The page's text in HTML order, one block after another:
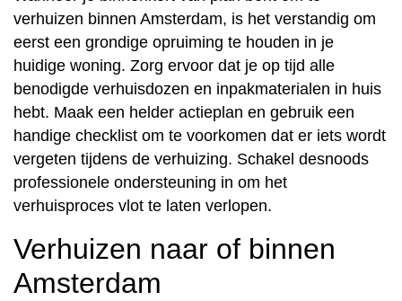
verhuizen binnen Amsterdam, is het verstandig om
eerst een grondige opruiming te houden in je
huidige woning. Zorg ervoor dat je op tijd alle
benodigde verhuisdozen en inpakmaterialen in huis
hebt. Maak een helder actieplan en gebruik een
handige checklist om te voorkomen dat er iets wordt
vergeten tijdens de verhuizing. Schakel desnoods
professionele ondersteuning in om het
verhuisproces vlot te laten verlopen.
Verhuizen naar of binnen
Amsterdam